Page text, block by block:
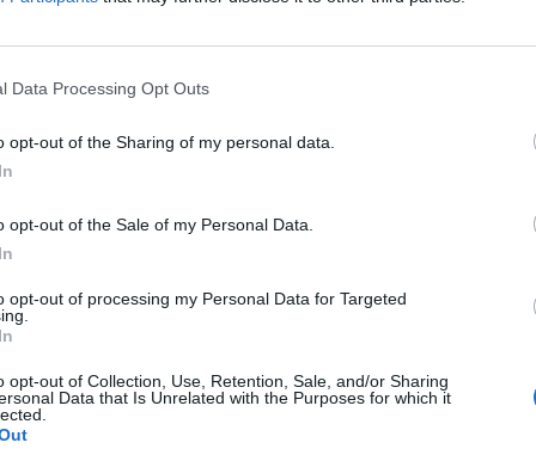
Data Processing Opt Outs
opt-out of the Sharing of my personal data.
opt-out of the Sale of my Personal Data.
opt-out of processing my Personal Data for Targeted
opt-out of Collection, Use, Retention, Sale, and/or Sharing
Data that Is Unrelated with the Purposes for which it
squadra composta da profili
abbracciare le numerose
di Oriocenter:
con oltre 6 milioni di views –,
strategist appassionato di
– Onicotecnico e Nail
cantante –,
di cucina –,Damaride
–, Erika Valsecchi